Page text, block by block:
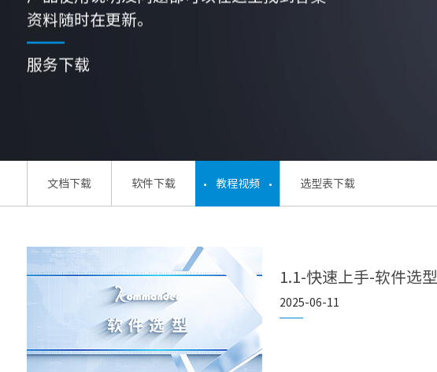
资料随时在更新。
服务下载
文档下载 软件下载 教程视频 选型表下载
1.1-快速上手-软件选型
2025-06-11